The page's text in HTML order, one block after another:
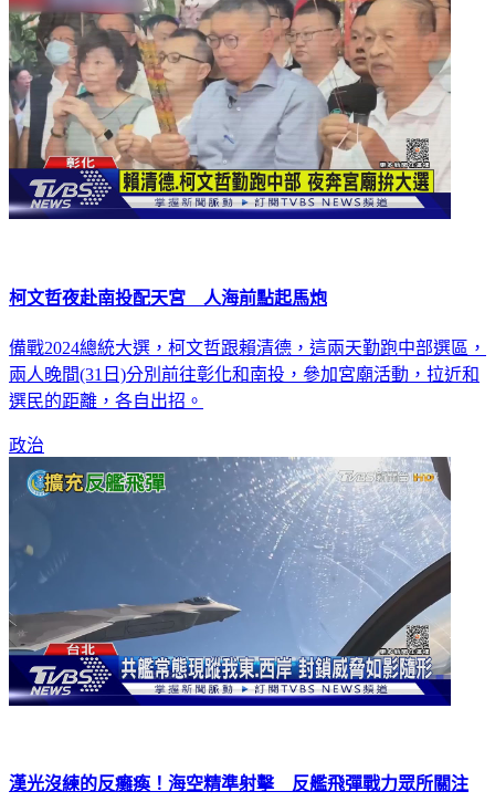
柯文哲夜赴南投配天宮 人海前點起馬炮
備戰2024總統大選，柯文哲跟賴清德，這兩天勤跑中部選區，
兩人晚間(31日)分別前往彰化和南投，參加宮廟活動，拉近和
選民的距離，各自出招。
政治
漢光沒練的反癱瘓！海空精準射擊 反艦飛彈戰力眾所關注